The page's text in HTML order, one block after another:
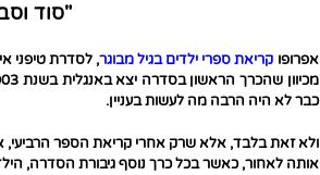
"סוד
אפרופו קריאת ספרי ילדים בגיל מבוגר, לסדרת טיפני
כבר לא היה הרבה מה לעשות בעניין.
ולא זאת בלבד, אלא שרק אחרי קריאת הספר
אותה לאחור, כאשר בכל כרך נוסף גיבורת הסדרה,